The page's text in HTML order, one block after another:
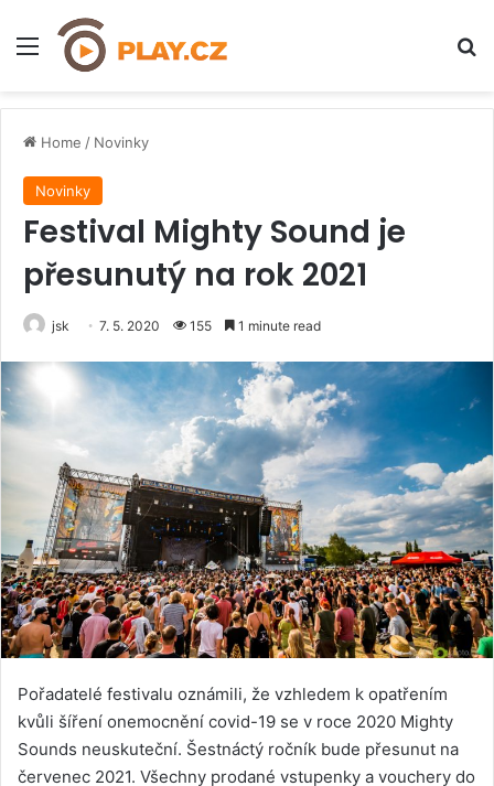
Menu
Home / Novinky
Novinky
Festival Mighty Sound je
přesunutý na rok 2021
jsk 7. 5. 2020 155 1 minute read
Pořadatelé festivalu oznámili, že vzhledem k opatřením
kvůli šíření onemocnění covid-19 se v roce 2020 Mighty
Sounds neuskuteční. Šestnáctý ročník bude přesunut na
červenec 2021. Všechny prodané vstupenky a vouchery do